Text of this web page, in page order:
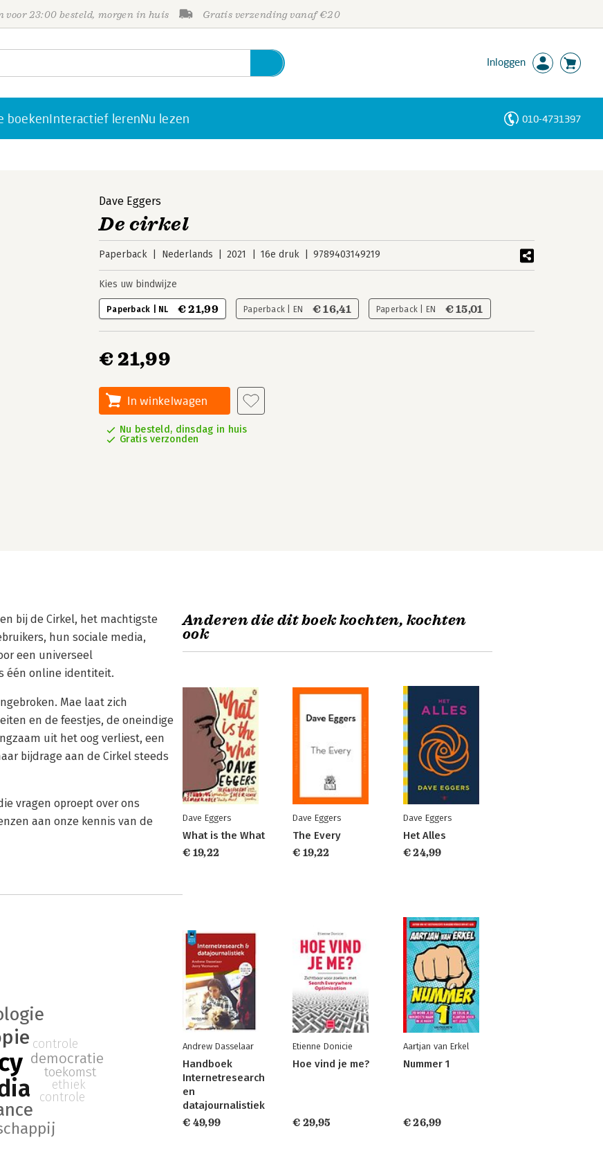
voor 23:00 besteld, morgen in huis Gratis verzending vanaf €20
Inloggen
boekenInteractief lerenNu lezen 010-4731397
Dave Eggers
De cirkel
Paperback Nederlands 2021 16e druk 9789403149219
Kies uw bindwijze
Paperback | NL € 21,99 Paperback | EN € 16,41 Paperback | EN € 15,01
€ 21,99
In winkelwagen
Nu besteld, dinsdag in huis
Gratis verzonden
bij de Cirkel, het machtigste
hun sociale media,
een universeel
één online identiteit.
Mae laat zich
en de feestjes, de oneindige
uit het oog verliest, een
bijdrage aan de Cirkel steeds
vragen oproept over ons
aan onze kennis van de
democratie
toekomst
controle
ethiek
controle
Anderen die dit boek kochten, kochten
ook
Dave Eggers
What is the What
€ 19,22
Dave Eggers
The Every
€ 19,22
Dave Eggers
Het Alles
€ 24,99
Andrew Dasselaar
Handboek
Internetresearch
en
datajournalistiek
€ 49,99
Etienne Donicie
Hoe vind je me?
€ 29,95
Aartjan van Erkel
Nummer 1
€ 26,99
Personen